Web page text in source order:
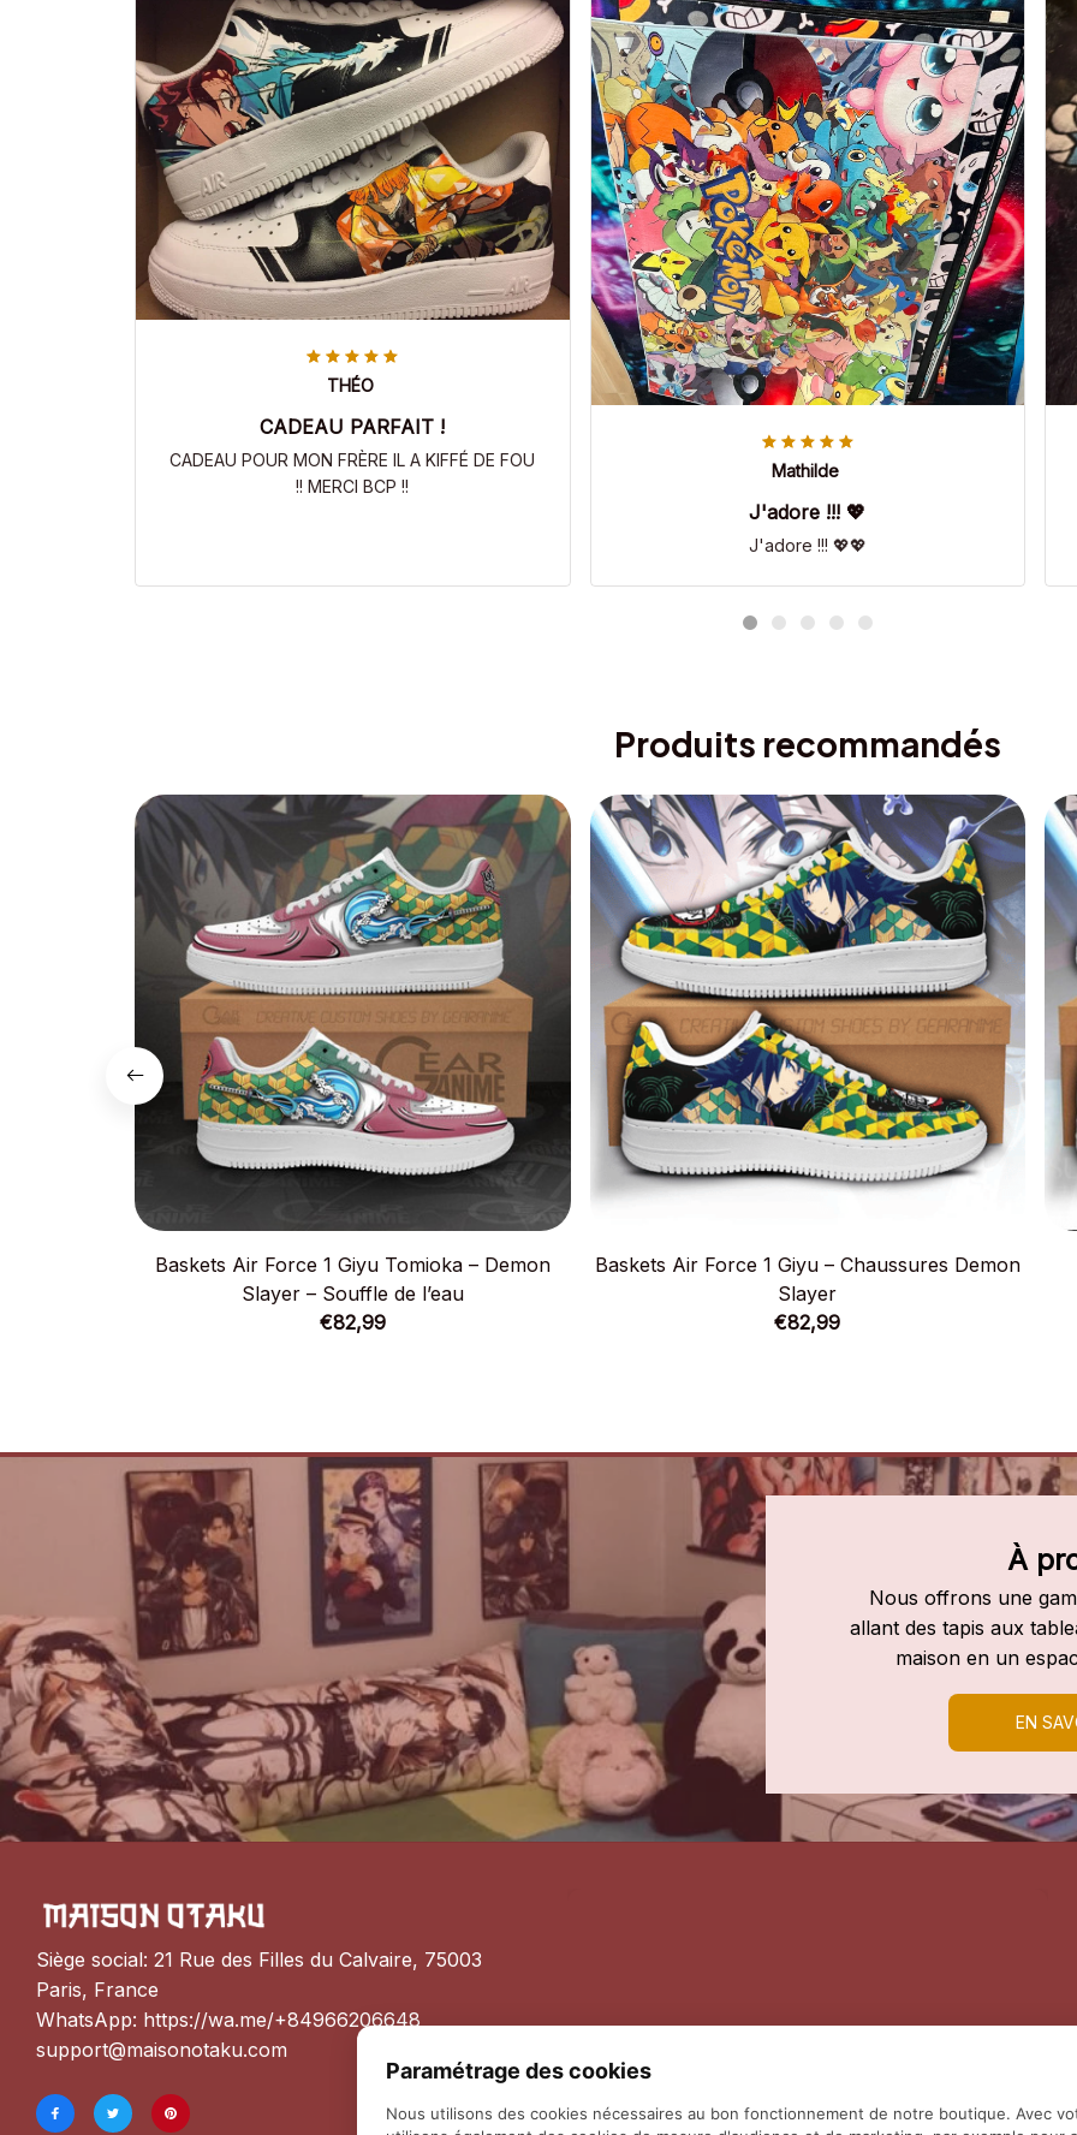
THÉO
CADEAU PARFAIT !
CADEAU POUR MON FRÈRE IL A KIFFÉ DE FOU
!! MERCI BCP !!
Mathilde
J'adore !!! 💖
J'adore !!! 💖💖
Produits recommandés
Baskets Air Force 1 Giyu Tomioka – Demon
Slayer – Souffle de l’eau
€82,99
Baskets Air Force 1 Giyu – Chaussures Demon
Slayer
€82,99
À
Nous offrons une
allant des tapis aux
maison en un
EN
Siège social: 21 Rue des Filles du Calvaire, 75003
Paris, France
WhatsApp: https://wa.me/+84966206648
support@maisonotaku.com
Paramétrage des cookies
Nous utilisons des cookies nécessaires au bon fonctionnement de notre boutique. Avec